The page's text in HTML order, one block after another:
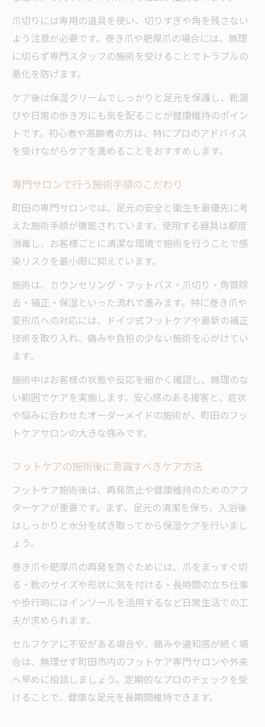
爪切りには専用の道具を使い、切りすぎや角を残さない
よう注意が必要です。巻き爪や肥厚爪の場合には、無理
に切らず専門スタッフの施術を受けることでトラブルの
悪化を防げます。
ケア後は保湿クリームでしっかりと足元を保護し、靴選
びや日常の歩き方にも気を配ることが健康維持のポイン
トです。初心者や高齢者の方は、特にプロのアドバイス
を受けながらケアを進めることをおすすめします。
専門サロンで行う施術手順のこだわり
町田の専門サロンでは、足元の安全と衛生を最優先に考
えた施術手順が徹底されています。使用する器具は都度
消毒し、お客様ごとに清潔な環境で施術を行うことで感
染リスクを最小限に抑えています。
施術は、カウンセリング・フットバス・爪切り・角質除
去・補正・保湿といった流れで進みます。特に巻き爪や
変形爪への対応には、ドイツ式フットケアや最新の補正
技術を取り入れ、痛みや負担の少ない施術を心がけてい
ます。
施術中はお客様の状態や反応を細かく確認し、無理のな
い範囲でケアを実施します。安心感のある接客と、症状
や悩みに合わせたオーダーメイドの施術が、町田のフッ
トケアサロンの大きな強みです。
フットケアの施術後に意識すべきケア方法
フットケア施術後は、再発防止や健康維持のためのアフ
ターケアが重要です。まず、足元の清潔を保ち、入浴後
はしっかりと水分を拭き取ってから保湿ケアを行いまし
ょう。
巻き爪や肥厚爪の再発を防ぐためには、爪をまっすぐ切
る・靴のサイズや形状に気を付ける・長時間の立ち仕事
や歩行時にはインソールを活用するなど日常生活での工
夫が求められます。
セルフケアに不安がある場合や、痛みや違和感が続く場
合は、無理せず町田市内のフットケア専門サロンや外来
へ早めに相談しましょう。定期的なプロのチェックを受
けることで、健康な足元を長期間維持できます。